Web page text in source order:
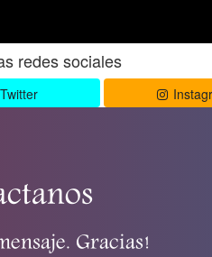
redes sociales
Twitter
Gracias!